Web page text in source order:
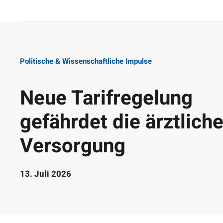
Politische & Wissenschaftliche Impulse
Neue Tarifregelung
gefährdet die
Versorgung
13. Juli 2026